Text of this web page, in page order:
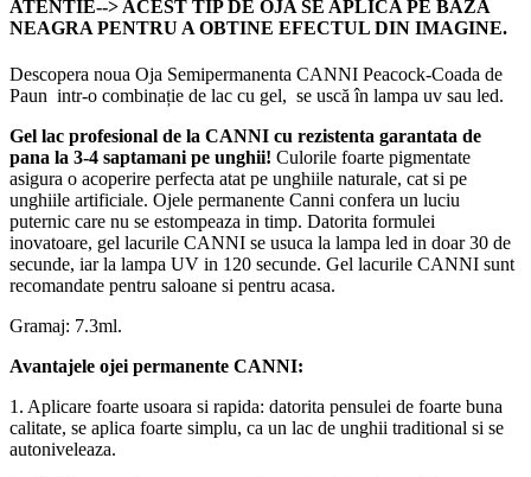
ATENTIE--> ACEST TIP DE OJA SE APLICA PE BAZA
NEAGRA PENTRU A OBTINE EFECTUL DIN IMAGINE.
Descopera noua Oja Semipermanenta CANNI Peacock-Coada de
Paun intr-o combinație de lac cu gel, se uscă în lampa uv sau led.
Gel lac profesional de la CANNI cu rezistenta garantata de
pana la 3-4 saptamani pe unghii! Culorile foarte pigmentate
asigura o acoperire perfecta atat pe unghiile naturale, cat si pe
unghiile artificiale. Ojele permanente Canni confera un luciu
puternic care nu se estompeaza in timp. Datorita formulei
inovatoare, gel lacurile CANNI se usuca la lampa led in doar 30 de
secunde, iar la lampa UV in 120 secunde. Gel lacurile CANNI sunt
recomandate pentru saloane si pentru acasa.
Gramaj: 7.3ml.
Avantajele ojei permanente CANNI:
1. Aplicare foarte usoara si rapida: datorita pensulei de foarte buna
calitate, se aplica foarte simplu, ca un lac de unghii traditional si se
autoniveleaza.